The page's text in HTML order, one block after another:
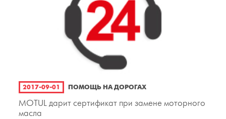
2017-09-01 ПОМОЩЬ НА ДОРОГАХ
MOTUL дарит сертификат при замене моторного
масла